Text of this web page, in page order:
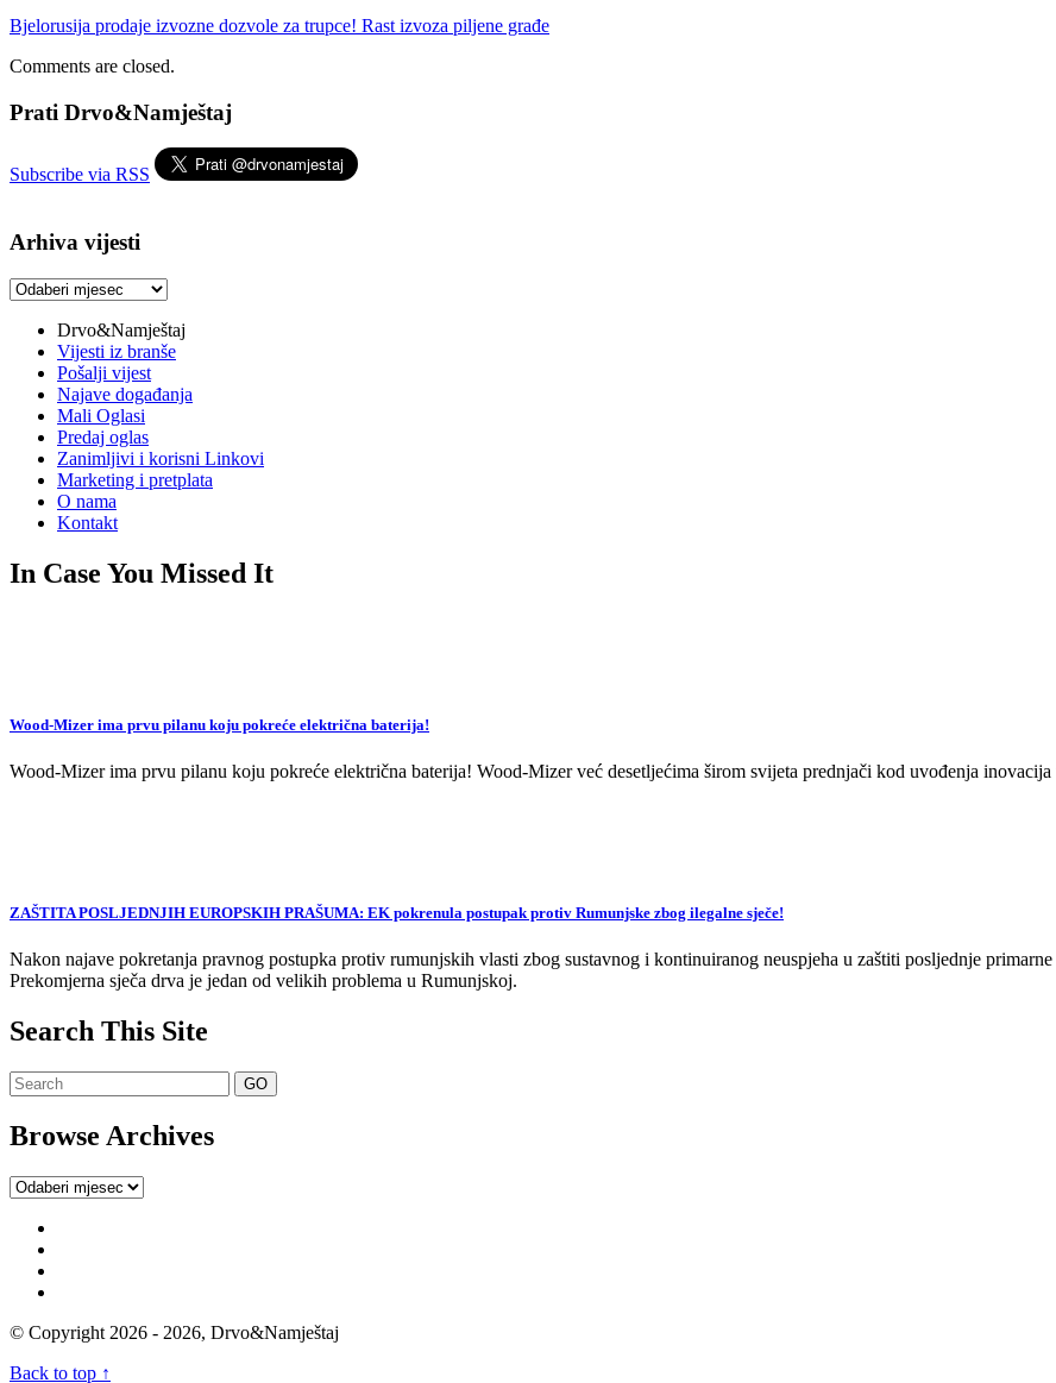
Bjelorusija prodaje izvozne dozvole za trupce! Rast izvoza piljene građe
Comments are closed.
Prati Drvo&Namještaj
Subscribe via RSS
Arhiva vijesti
Arhiva
Drvo&Namještaj
Vijesti iz branše
Pošalji vijest
Najave događanja
Mali Oglasi
Predaj oglas
Zanimljivi i korisni Linkovi
Marketing i pretplata
O nama
Kontakt
In Case You Missed It
Wood-Mizer ima prvu pilanu koju pokreće električna baterija!
Wood-Mizer ima prvu pilanu koju pokreće električna baterija! Wood-Mizer već desetljećima širom svijeta prednjači kod uvođenja inovacija
ZAŠTITA POSLJEDNJIH EUROPSKIH PRAŠUMA: EK pokrenula postupak protiv Rumunjske zbog ilegalne sječe!
Nakon najave pokretanja pravnog postupka protiv rumunjskih vlasti zbog sustavnog i kontinuiranog neuspjeha u zaštiti posljednje
Prekomjerna sječa drva je jedan od velikih problema u Rumunjskoj.
Search This Site
Browse Archives
Browse
© Copyright 2026 - 2026, Drvo&Namještaj
Back to top ↑